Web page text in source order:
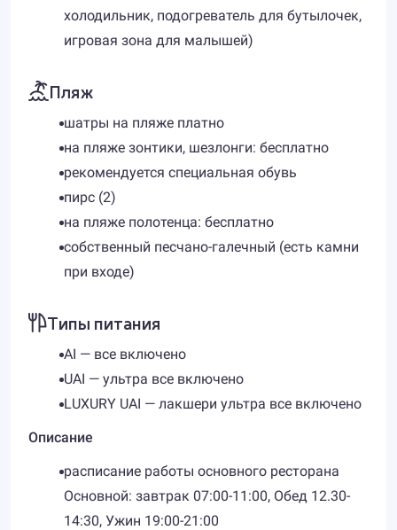
холодильник, подогреватель для бутылочек,
игровая зона для малышей)
Пляж
шатры на пляже платно
на пляже зонтики, шезлонги: бесплатно
рекомендуется специальная обувь
пирс (2)
на пляже полотенца: бесплатно
собственный песчано-галечный (есть камни
при входе)
Типы питания
AI — все включено
UAI — ультра все включено
LUXURY UAI — лакшери ультра все включено
Описание
расписание работы основного ресторана
Основной: завтрак 07:00-11:00, Обед 12.30-
14:30, Ужин 19:00-21:00